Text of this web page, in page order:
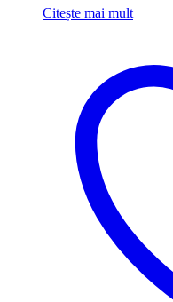
Citește mai mult